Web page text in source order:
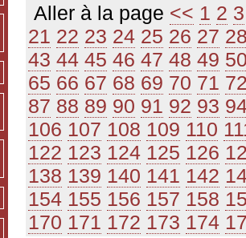
Aller à la page << 1 2 3
21 22 23 24 25 26 27
43 44 45 46 47 48 49
65 66 67 68 69 70 71
87 88 89 90 91 92 93
106 107 108 109 110
122 123 124 125 126
138 139 140 141 142
154 155 156 157 158
170 171 172 173 174